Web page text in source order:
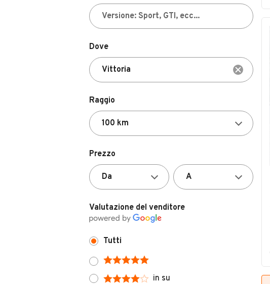
Dove
Raggio
Prezzo
Valutazione del venditore
Tutti
in su